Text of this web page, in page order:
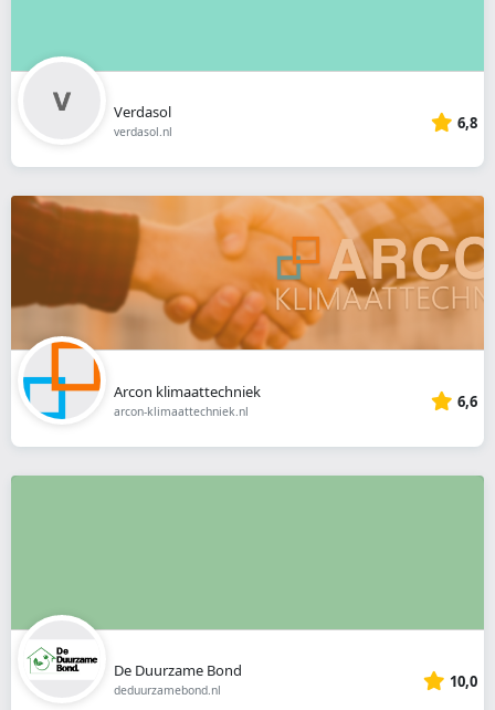
Verdasol
verdasol.nl 6,8
Arcon klimaattechniek
arcon-klimaattechniek.nl 6,6
De Duurzame Bond
deduurzamebond.nl 10,0